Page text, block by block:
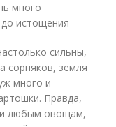
много
истощения
сильны,
сорняков, земля
много и
Правда,
и любым овощам,